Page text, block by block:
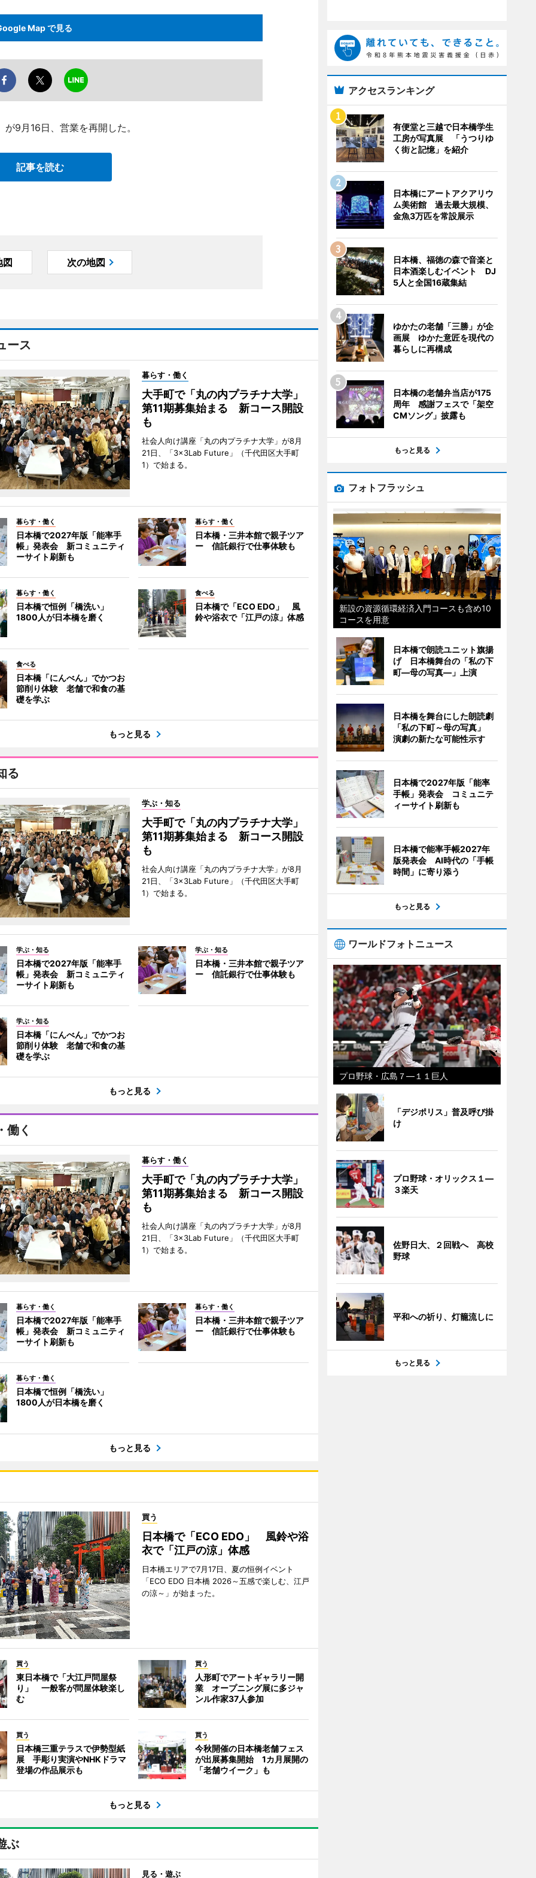
Map で見る
9月16日、営業を再開した。
記事を読む
図 次の地図
ース
暮らす・働く
大手町で「丸の内プラチナ大学」
第11期募集始まる 新コース開設
も
社会人向け講座「丸の内プラチナ大学」が8月
21日、「3×3Lab Future」（千代田区大手町
1）で始まる。
暮らす・働く
日本橋で2027年版「能率手
帳」発表会 新コミュニティ
ーサイト刷新も
暮らす・働く
日本橋・三井本館で親子ツア
ー 信託銀行で仕事体験も
暮らす・働く
日本橋で恒例「橋洗い」
1800人が日本橋を磨く
食べる
日本橋で「ECO EDO」 風
鈴や浴衣で「江戸の涼」体感
食べる
日本橋「にんべん」でかつお
節削り体験 老舗で和食の基
礎を学ぶ
もっと見る
る
学ぶ・知る
大手町で「丸の内プラチナ大学」
第11期募集始まる 新コース開設
も
社会人向け講座「丸の内プラチナ大学」が8月
21日、「3×3Lab Future」（千代田区大手町
1）で始まる。
学ぶ・知る
日本橋で2027年版「能率手
帳」発表会 新コミュニティ
ーサイト刷新も
学ぶ・知る
日本橋・三井本館で親子ツア
ー 信託銀行で仕事体験も
学ぶ・知る
日本橋「にんべん」でかつお
節削り体験 老舗で和食の基
礎を学ぶ
もっと見る
働く
暮らす・働く
大手町で「丸の内プラチナ大学」
第11期募集始まる 新コース開設
も
社会人向け講座「丸の内プラチナ大学」が8月
21日、「3×3Lab Future」（千代田区大手町
1）で始まる。
暮らす・働く
日本橋で2027年版「能率手
帳」発表会 新コミュニティ
ーサイト刷新も
暮らす・働く
日本橋・三井本館で親子ツア
ー 信託銀行で仕事体験も
暮らす・働く
日本橋で恒例「橋洗い」
1800人が日本橋を磨く
もっと見る
買う
日本橋で「ECO EDO」 風鈴や浴
衣で「江戸の涼」体感
日本橋エリアで7月17日、夏の恒例イベント
「ECO EDO 日本橋 2026～五感で楽しむ、江戸
の涼～」が始まった。
買う
東日本橋で「大江戸問屋祭
り」 一般客が問屋体験楽し
む
買う
人形町でアートギャラリー開
業 オープニング展に多ジャ
ンル作家37人参加
買う
日本橋三重テラスで伊勢型紙
展 手彫り実演やNHKドラマ
登場の作品展示も
買う
今秋開催の日本橋老舗フェス
が出展募集開始 1カ月展開の
「老舗ウイーク」も
もっと見る
ぶ
見る・遊ぶ
アクセスランキング
有便堂と三越で日本橋学生
工房が写真展 「うつりゆ
く街と記憶」を紹介
日本橋にアートアクアリウ
ム美術館 過去最大規模、
金魚3万匹を常設展示
日本橋、福徳の森で音楽と
日本酒楽しむイベント DJ
5人と全国16蔵集結
ゆかたの老舗「三勝」が企
画展 ゆかた意匠を現代の
暮らしに再構成
日本橋の老舗弁当店が175
周年 感謝フェスで「架空
CMソング」披露も
もっと見る
フォトフラッシュ
新設の資源循環経済入門コースも含め10
コースを用意
日本橋で朗読ユニット旗揚
げ 日本橋舞台の「私の下
町―母の写真―」上演
日本橋を舞台にした朗読劇
「私の下町～母の写真」
演劇の新たな可能性示す
日本橋で2027年版「能率
手帳」発表会 コミュニテ
ィーサイト刷新も
日本橋で能率手帳2027年
版発表会 AI時代の「手帳
時間」に寄り添う
もっと見る
ワールドフォトニュース
プロ野球・広島７―１１巨人
「デジポリス」普及呼び掛
け
プロ野球・オリックス１―
３楽天
佐野日大、２回戦へ 高校
野球
平和への祈り、灯籠流しに
もっと見る